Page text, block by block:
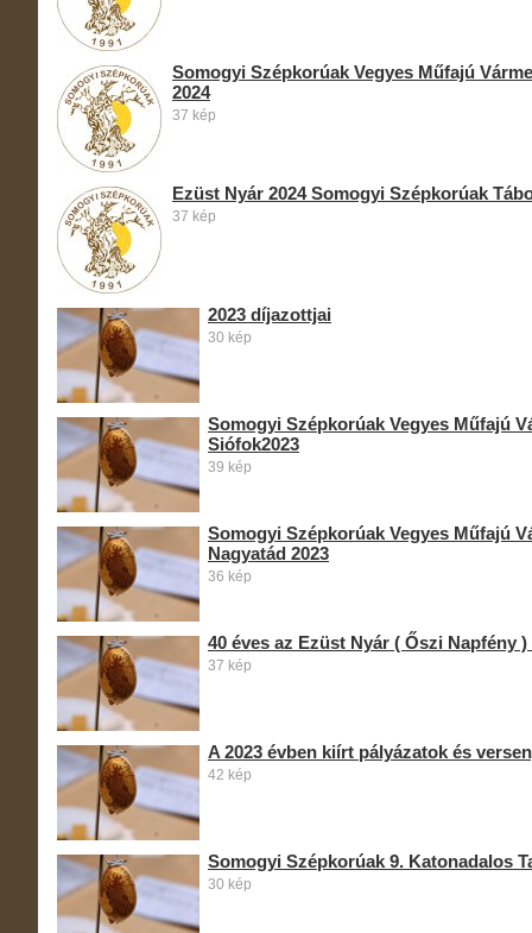
Somogyi Szépkorúak Vegyes Műfajú
2024
37 kép
Ezüst Nyár 2024 Somogyi Szépkorúak
37 kép
2023 díjazottjai
30 kép
Somogyi Szépkorúak Vegyes Műfajú
Siófok2023
39 kép
Somogyi Szépkorúak Vegyes Műfajú
Nagyatád 2023
36 kép
40 éves az Ezüst Nyár ( Őszi Napfény
37 kép
A 2023 évben kiírt pályázatok és
42 kép
Somogyi Szépkorúak 9. Katonadalos
30 kép